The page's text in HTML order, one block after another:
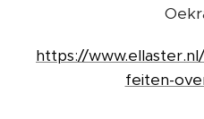
https://
feiten-